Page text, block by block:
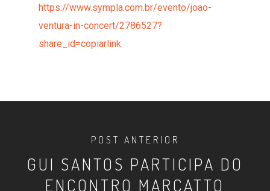
https://www.sympla.com.br/evento/joao-
ventura-in-concert/2786527?
share_id=copiarlink
POST ANTERIOR
GUI SANTOS PARTICIPA DO
ENCONTRO MARCATTO